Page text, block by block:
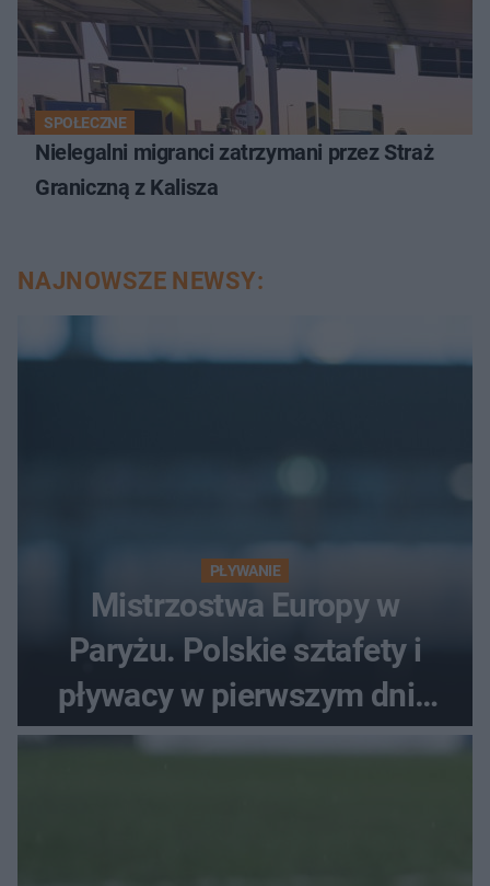
SPOŁECZNE
Nielegalni migranci zatrzymani przez Straż
Graniczną z Kalisza
NAJNOWSZE NEWSY:
PŁYWANIE
Mistrzostwa Europy w
Paryżu. Polskie sztafety i
pływacy w pierwszym dniu
finałów